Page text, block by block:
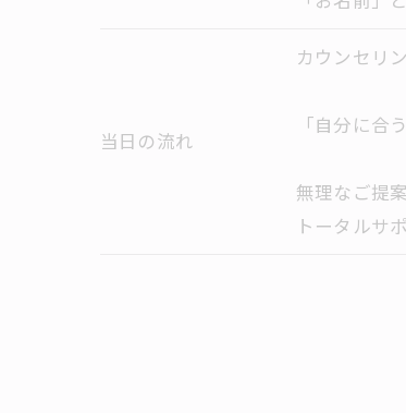
当日の流れ
カウンセリ
「自分に合
無理なご提
トータルサ